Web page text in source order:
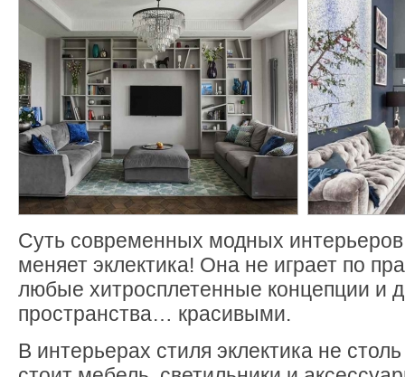
Суть современных модных
меняет эклектика! Она не играет по
любые хитросплетенные концепции и
пространства… красивыми.
В интерьерах стиля эклектика не